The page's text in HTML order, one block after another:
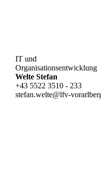
IT und
Organisationsentwicklung
Welte Stefan
+43 5522 3510 - 233
stefan.welte@lfv-